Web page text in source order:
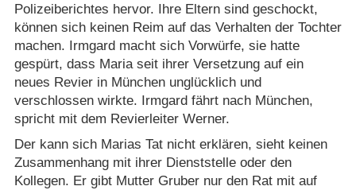
Polizeiberichtes hervor. Ihre Eltern sind geschockt,
können sich keinen Reim auf das Verhalten der Tochter
machen. Irmgard macht sich Vorwürfe, sie hatte
gespürt, dass Maria seit ihrer Versetzung auf ein
neues Revier in München unglücklich und
verschlossen wirkte. Irmgard fährt nach München,
spricht mit dem Revierleiter Werner.
Der kann sich Marias Tat nicht erklären, sieht keinen
Zusammenhang mit ihrer Dienststelle oder den
Kollegen. Er gibt Mutter Gruber nur den Rat mit auf